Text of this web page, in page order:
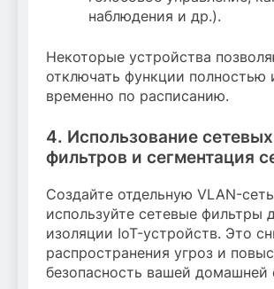
наблюдения и др.).
Некоторые устройства
отключать функции полностью
временно по расписанию.
4. Использование сетевых
фильтров и сегментация
Создайте отдельную VLAN-
используйте сетевые фильтры
изоляции IoT-устройств. Это
распространения угроз и
безопасность вашей домашней